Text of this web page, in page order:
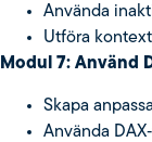
Använda
Utföra
Modul 7: Använd
Skapa
Använda